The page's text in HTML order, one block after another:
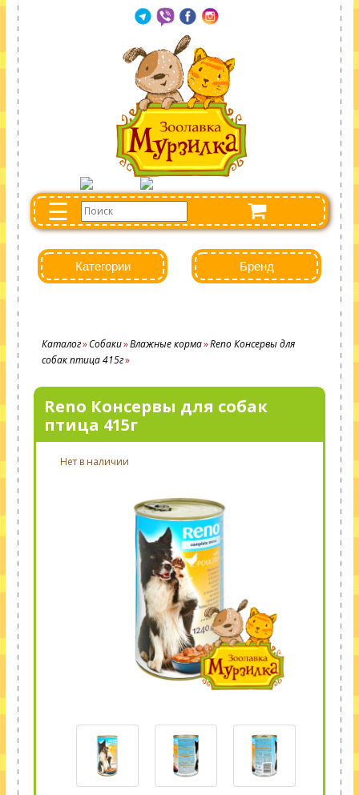
☰
Категории Бренд
Каталог Собаки Влажные корма Reno Консервы для
собак птица 415г
Reno Консервы для собак
птица 415г
Нет в наличии